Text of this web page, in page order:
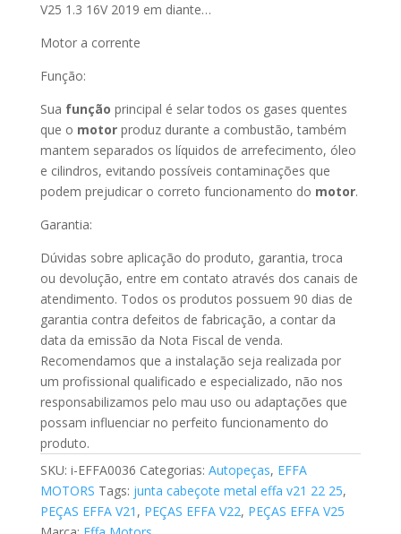
V25 1.3 16V 2019 em diante…
Motor a corrente
Função:
Sua função principal é selar todos os gases quentes
que o motorproduz durante a combustão, também
mantem separados os líquidos de arrefecimento, óleo
e cilindros, evitando possíveis contaminações que
podem prejudicar o correto funcionamento do motor.
Garantia:
Dúvidas sobre aplicação do produto, garantia, troca
ou devolução, entre em contato através dos canais de
atendimento. Todos os produtos possuem 90 dias de
garantia contra defeitos de fabricação, a contar da
data da emissão da Nota Fiscal de venda.
Recomendamos que a instalação seja realizada por
um profissional qualificado e especializado, não nos
responsabilizamos pelo mau uso ou adaptações que
possam influenciar no perfeito funcionamento do
produto.
SKU: i-EFFA0036 Categorias: Autopeças, EFFA
MOTORS Tags: junta cabeçote metal effa v21 22 25,
PEÇAS EFFA V21 , PEÇAS EFFA V22, PEÇAS EFFA V25